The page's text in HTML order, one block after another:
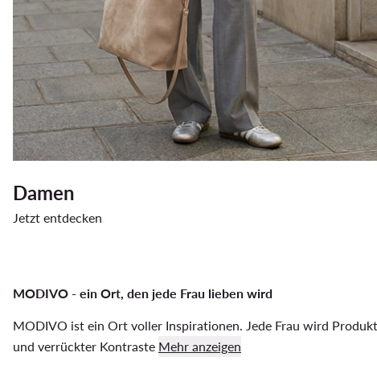
Damen
Jetzt entdecken
MODIVO - ein Ort, den jede Frau lieben wird
MODIVO ist ein Ort voller Inspirationen. Jede Frau wird
und verrückter Kontraste Mehr anzeigen